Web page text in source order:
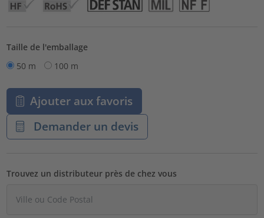
Taille de l'emballage
50 m
100 m
Ajouter aux favoris
Demander un devis
Trouvez un distributeur près de chez vous